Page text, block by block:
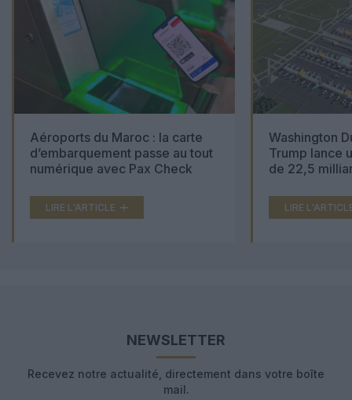
Aéroports du Maroc : la carte
d’embarquement passe au tout
numérique avec Pax Check
LIRE L'ARTICLE
Washington
Trump lance
de 22,5
LIRE
NEWSLETTER
Recevez notre actualité, directement dans votre boîte
mail.